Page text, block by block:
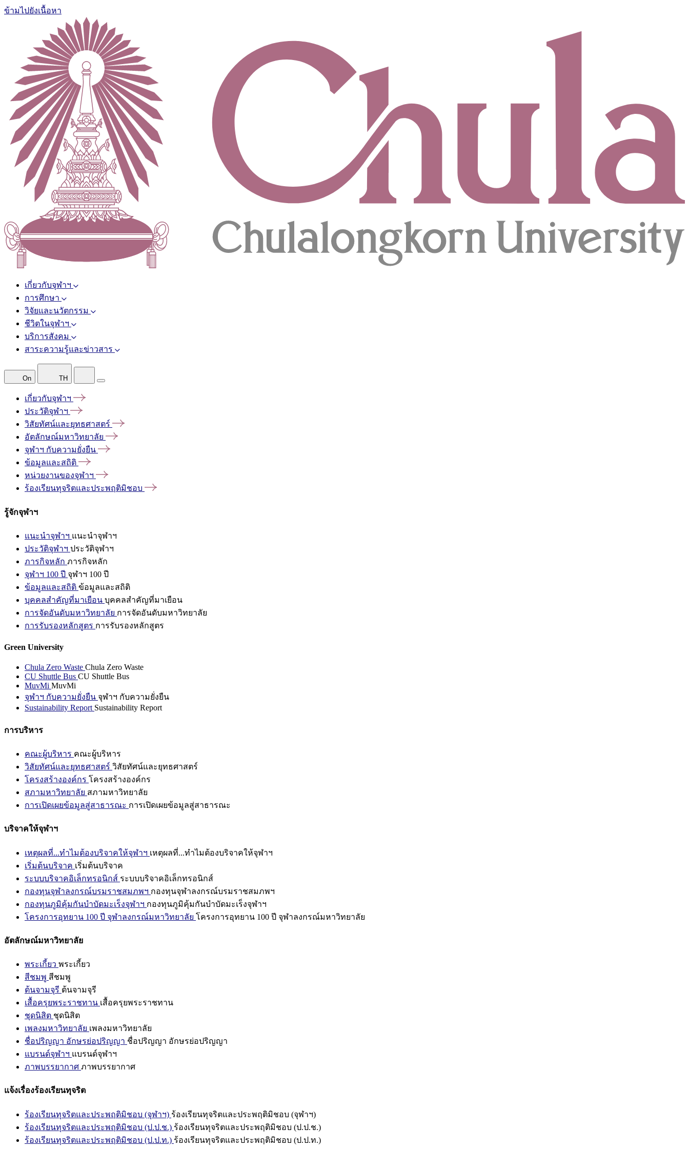
ข้ามไปยังเนื้อหา
เกี่ยวกับจุฬาฯ
การศึกษา
วิจัยและนวัตกรรม
ชีวิตในจุฬาฯ
บริการสังคม
สาระความรู้และข่าวสาร
On TH
เกี่ยวกับจุฬาฯ
ประวัติจุฬาฯ
วิสัยทัศน์และยุทธศาสตร์
อัตลักษณ์มหาวิทยาลัย
จุฬาฯ กับความยั่งยืน
ข้อมูลและสถิติ
หน่วยงานของจุฬาฯ
ร้องเรียนทุจริตและประพฤติมิชอบ
รู้จักจุฬาฯ
แนะนำจุฬาฯ แนะนำจุฬาฯ
ประวัติจุฬาฯ ประวัติจุฬาฯ
ภารกิจหลัก ภารกิจหลัก
จุฬาฯ 100 ปี จุฬาฯ 100 ปี
ข้อมูลและสถิติ ข้อมูลและสถิติ
บุคคลสำคัญที่มาเยือน บุคคลสำคัญที่มาเยือน
การจัดอันดับมหาวิทยาลัย การจัดอันดับมหาวิทยาลัย
การรับรองหลักสูตร การรับรองหลักสูตร
Green University
Chula Zero Waste Chula Zero Waste
CU Shuttle Bus CU Shuttle Bus
MuvMi MuvMi
จุฬาฯ กับความยั่งยืน จุฬาฯ กับความยั่งยืน
Sustainability Report Sustainability Report
การบริหาร
คณะผู้บริหาร คณะผู้บริหาร
วิสัยทัศน์และยุทธศาสตร์ วิสัยทัศน์และยุทธศาสตร์
โครงสร้างองค์กร โครงสร้างองค์กร
สภามหาวิทยาลัย สภามหาวิทยาลัย
การเปิดเผยข้อมูลสู่สาธารณะ การเปิดเผยข้อมูลสู่สาธารณะ
บริจาคให้จุฬาฯ
เหตุผลที่...ทำไมต้องบริจาคให้จุฬาฯ เหตุผลที่...ทำไมต้องบริจาคให้จุฬาฯ
เริ่มต้นบริจาค เริ่มต้นบริจาค
ระบบบริจาคอิเล็กทรอนิกส์ ระบบบริจาคอิเล็กทรอนิกส์
กองทุนจุฬาลงกรณ์บรมราชสมภพฯ กองทุนจุฬาลงกรณ์บรมราชสมภพฯ
กองทุนภูมิคุ้มกันบำบัดมะเร็งจุฬาฯ กองทุนภูมิคุ้มกันบำบัดมะเร็งจุฬาฯ
โครงการอุทยาน 100 ปี จุฬาลงกรณ์มหาวิทยาลัย โครงการอุทยาน 100 ปี จุฬาลงกรณ์มหาวิทยาลัย
อัตลักษณ์มหาวิทยาลัย
พระเกี้ยว พระเกี้ยว
สีชมพู สีชมพู
ต้นจามจุรี ต้นจามจุรี
เสื้อครุยพระราชทาน เสื้อครุยพระราชทาน
ชุดนิสิต ชุดนิสิต
เพลงมหาวิทยาลัย เพลงมหาวิทยาลัย
ชื่อปริญญา อักษรย่อปริญญา ชื่อปริญญา อักษรย่อปริญญา
แบรนด์จุฬาฯ แบรนด์จุฬาฯ
ภาพบรรยากาศ ภาพบรรยากาศ
แจ้งเรื่องร้องเรียนทุจริต
ร้องเรียนทุจริตและประพฤติมิชอบ (จุฬาฯ) ร้องเรียนทุจริตและประพฤติมิชอบ (จุฬาฯ)
ร้องเรียนทุจริตและประพฤติมิชอบ (ป.ป.ช.) ร้องเรียนทุจริตและประพฤติมิชอบ (ป.ป.ช.)
ร้องเรียนทุจริตและประพฤติมิชอบ (ป.ป.ท.) ร้องเรียนทุจริตและประพฤติมิชอบ (ป.ป.ท.)